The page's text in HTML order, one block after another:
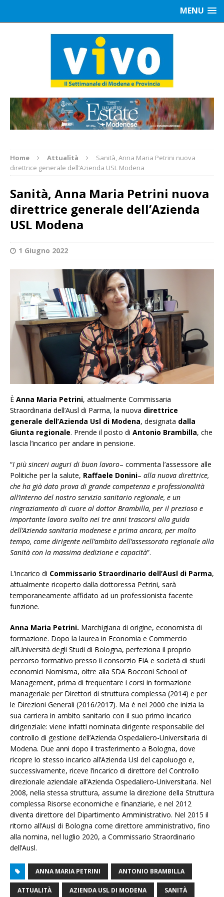
MENU
Home Attualità
Sanità, Anna Maria Petrini nuova
direttrice generale dell’Azienda USL Modena
Sanità, Anna Maria Petrini nuova
direttrice generale dell’Azienda
USL Modena
1 Giugno 2022
È Anna Maria Petrini, attualmente Commissaria
Straordinaria dell’Ausl di Parma, la nuova direttrice
generale dell’Azienda Usl di Modena, designata dalla
Giunta regionale. Prende il posto di Antonio Brambilla, che
lascia l’incarico per andare in pensione.
“I più sinceri auguri di buon lavoro– commenta l’assessore alle
Politiche per la salute, Raffaele Donini– alla nuova direttrice,
che ha già dato prova di grande competenza e professionalità
all’interno del nostro servizio sanitario regionale, e un
ringraziamento di cuore al dottor Brambilla, per il prezioso e
importante lavoro svolto nei tre anni trascorsi alla guida
dell’Azienda sanitaria modenese e prima ancora, per molto
tempo, come dirigente nell’ambito dell’assessorato regionale alla
Sanità con la massima dedizione e capacità”.
L’incarico di Commissario Straordinario dell’Ausl di Parma,
attualmente ricoperto dalla dottoressa Petrini, sarà
temporaneamente affidato ad un professionista facente
funzione.
Anna Maria Petrini. Marchigiana di origine, economista di
formazione. Dopo la laurea in Economia e Commercio
all’Università degli Studi di Bologna, perfeziona il proprio
percorso formativo presso il consorzio FIA e società di studi
economici Nomisma, oltre alla SDA Bocconi School of
Management, prima di frequentare i corsi in formazione
manageriale per Direttori di struttura complessa (2014) e per
le Direzioni Generali (2016/2017). Ma è nel 2000 che inizia la
sua carriera in ambito sanitario con il suo primo incarico
dirigenziale: viene infatti nominata dirigente responsabile del
controllo di gestione dell’Azienda Ospedaliero-Universitaria di
Modena. Due anni dopo il trasferimento a Bologna, dove
ricopre lo stesso incarico all’Azienda Usl del capoluogo e,
successivamente, riceve l’incarico di direttore del Controllo
direzionale aziendale all’Azienda Ospedaliero-Universitaria. Nel
2008, nella stessa struttura, assume la direzione della Struttura
complessa Risorse economiche e finanziarie, e nel 2012
diventa direttore del Dipartimento Amministrativo. Nel 2015 il
ritorno all’Ausl di Bologna come direttore amministrativo, fino
alla nomina, nel luglio 2020, a Commissario Straordinario
dell’Ausl.
ANNA MARIA PETRINI ANTONIO BRAMBILLA
ATTUALITÀ AZIENDA USL DI MODENA SANITÀ